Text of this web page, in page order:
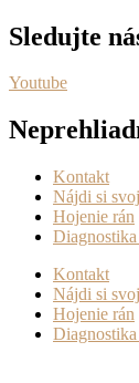
Sledujte
Youtube
Kontakt
Nájdi si
Hojenie rán
Kontakt
Nájdi si
Hojenie rán